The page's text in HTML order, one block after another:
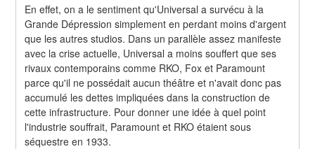
En effet, on a le sentiment qu'Universal a survécu à la
Grande Dépression simplement en perdant moins d'argent
que les autres studios. Dans un parallèle assez manifeste
avec la crise actuelle, Universal a moins souffert que ses
rivaux contemporains comme RKO, Fox et Paramount
parce qu'il ne possédait aucun théâtre et n'avait donc pas
accumulé les dettes impliquées dans la construction de
cette infrastructure. Pour donner une idée à quel point
l'industrie souffrait, Paramount et RKO étaient sous
séquestre en 1933.